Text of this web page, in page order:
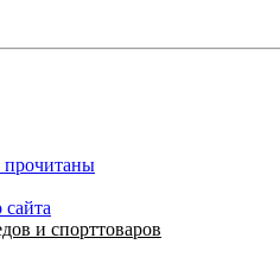
прочитаны
сайта
и спорттоваров